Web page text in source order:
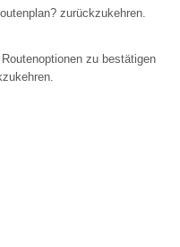
zurückzukehren.
zu bestätigen